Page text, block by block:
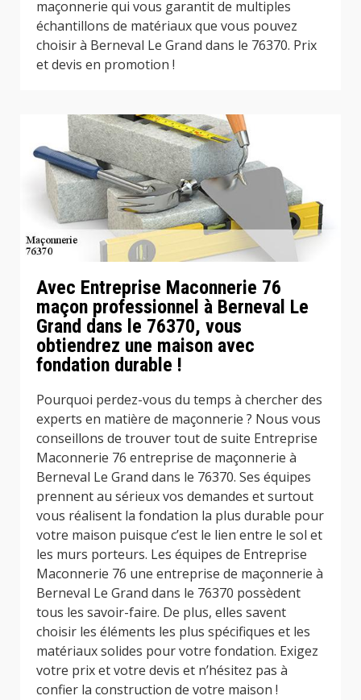
maçonnerie qui vous garantit de multiples
échantillons de matériaux que vous pouvez
choisir à Berneval Le Grand dans le 76370. Prix
et devis en promotion !
Avec Entreprise Maconnerie 76
maçon professionnel à Berneval Le
Grand dans le 76370, vous
obtiendrez une maison avec
fondation durable !
Pourquoi perdez-vous du temps à chercher des
experts en matière de maçonnerie ? Nous vous
conseillons de trouver tout de suite Entreprise
Maconnerie 76 entreprise de maçonnerie à
Berneval Le Grand dans le 76370. Ses équipes
prennent au sérieux vos demandes et surtout
vous réalisent la fondation la plus durable pour
votre maison puisque c’est le lien entre le sol et
les murs porteurs. Les équipes de Entreprise
Maconnerie 76 une entreprise de maçonnerie à
Berneval Le Grand dans le 76370 possèdent
tous les savoir-faire. De plus, elles savent
choisir les éléments les plus spécifiques et les
matériaux solides pour votre fondation. Exigez
votre prix et votre devis et n’hésitez pas à
confier la construction de votre maison !